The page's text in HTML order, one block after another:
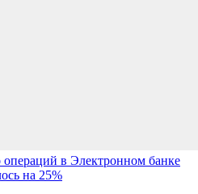
операций в Электронном банке
на 25%